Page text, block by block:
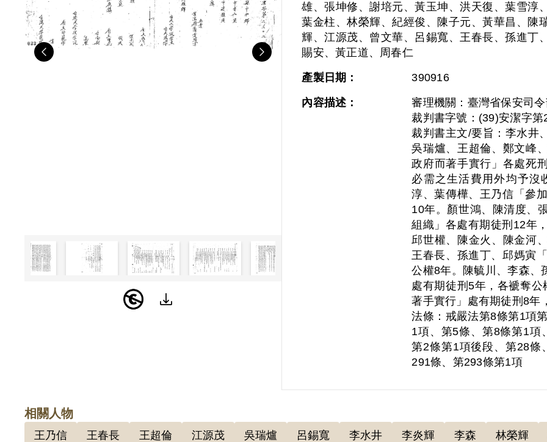
Previous
雄、張坤修、謝培元、黃玉坤、洪天復、葉雪淳
葉金柱、林榮輝、紀經俊、陳子元、黃華昌、陳
輝、江源茂、曾文華、呂錫寬、王春長、孫進丁
賜安、黃正道、周春仁
產製日期： 390916
內容描述：
審理機關：臺灣省保安司
裁判書字號：(39)安潔字第
裁判書主文/要旨：李水井
吳瑞爐、王超倫、鄭文峰
政府而著手實行」各處死
必需之生活費用外均予沒
淳、葉傳樺、王乃信「參
10年。顏世鴻、陳清度、
組織」各處有期徒刑12年
邱世權、陳金火、陳金河
王春長、孫進丁、邱媽寅
公權8年。陳毓川、李森、
處有期徒刑5年，各褫奪
著手實行」處有期徒刑8年
法條：戒嚴法第8條第1項
1項、第5條、第8條第1項
第2條第1項後段、第28條
291條、第293條第1項
相關人物
王乃信 王春長 王超倫 江源茂 吳瑞爐 呂錫寬 李水井 李炎輝 李森 林榮輝